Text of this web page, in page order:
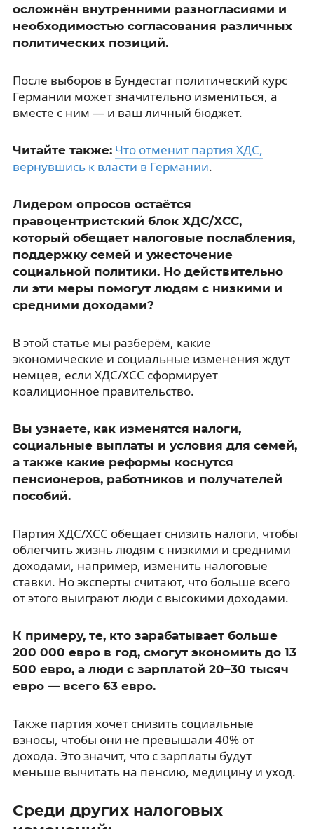
осложнён внутренними разногласиями и
необходимостью согласования различных
политических позиций.
После выборов в Бундестаг политический курс
Германии может значительно измениться, а
вместе с ним — и ваш личный бюджет.
Читайте также: Что отменит партия ХДС,
вернувшись к власти в Германии.
Лидером опросов остаётся
правоцентристский блок ХДС/ХСС,
который обещает налоговые послабления,
поддержку семей и ужесточение
социальной политики. Но действительно
ли эти меры помогут людям с низкими и
средними доходами?
В этой статье мы разберём, какие
экономические и социальные изменения ждут
немцев, если ХДС/ХСС сформирует
коалиционное правительство.
Вы узнаете, как изменятся налоги,
социальные выплаты и условия для семей,
а также какие реформы коснутся
пенсионеров, работников и получателей
пособий.
Партия ХДС/ХСС обещает снизить налоги, чтобы
облегчить жизнь людям с низкими и средними
доходами, например, изменить налоговые
ставки. Но эксперты считают, что больше всего
от этого выиграют люди с высокими доходами.
К примеру, те, кто зарабатывает больше
200 000 евро в год, смогут экономить до 13
500 евро, а люди с зарплатой 20–30 тысяч
евро — всего 63 евро.
Также партия хочет снизить социальные
взносы, чтобы они не превышали 40% от
дохода. Это значит, что с зарплаты будут
меньше вычитать на пенсию, медицину и уход.
Среди других налоговых